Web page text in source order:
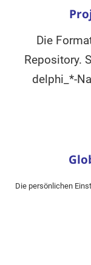
Die
Repository.
delphi_*-
Die persönlichen